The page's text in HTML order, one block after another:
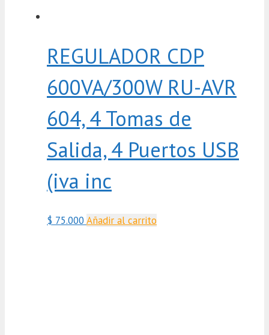
REGULADOR CDP
600VA/300W RU-AVR
604, 4 Tomas de
Salida, 4 Puertos USB
(iva inc
$ 75.000 Añadir al carrito